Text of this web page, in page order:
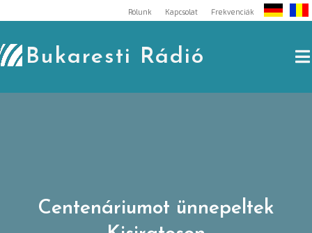
to
content
Rólunk Kapcsolat Frekvenciák
Bukaresti Rádió
Centenáriumot ünnepeltek